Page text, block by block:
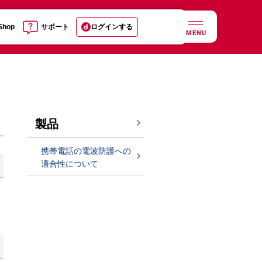
サポート ログインする
MENU
製品
携帯電話の電波防護への
適合性について